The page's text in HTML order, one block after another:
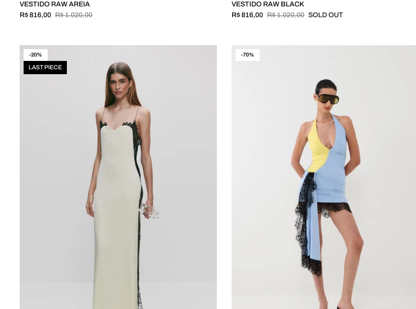
VESTIDO RAW AREIA
R$ 816,00 R$ 1.020,00
VESTIDO RAW BLACK
R$ 816,00 R$ 1.020,00 SOLD OUT
-20%
LAST PIECE
-70%